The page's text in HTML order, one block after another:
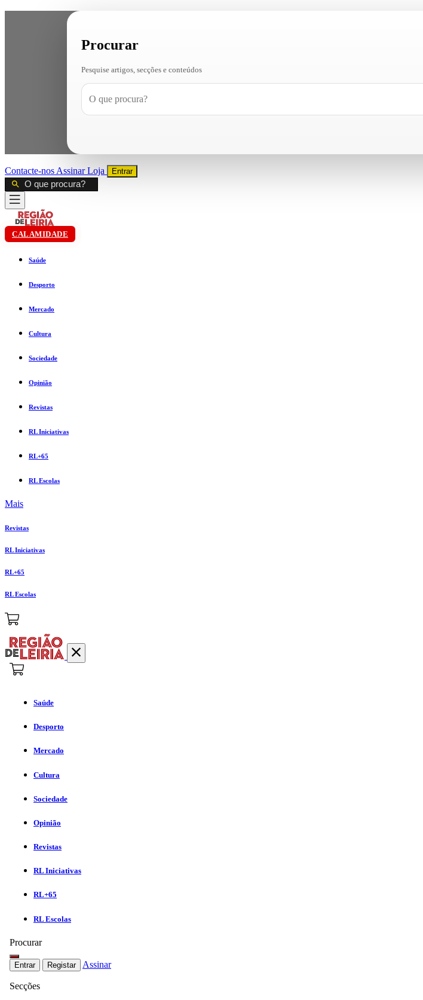
Procurar
Pesquise artigos, secções e conteúdos
Contacte-nos AssinarLoja Entrar
CALAMIDADE
Saúde
Desporto
Mercado
Cultura
Sociedade
Opinião
Revistas
RL Iniciativas
RL+65
RL Escolas
Mais
Revistas
RL Iniciativas
RL+65
RL Escolas
Saúde
Desporto
Mercado
Cultura
Sociedade
Opinião
Revistas
RL Iniciativas
RL+65
RL Escolas
Procurar
Entrar Registar Assinar
Secções